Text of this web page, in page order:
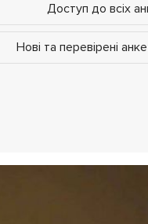
Доступ до всіх
Нові та перевірені